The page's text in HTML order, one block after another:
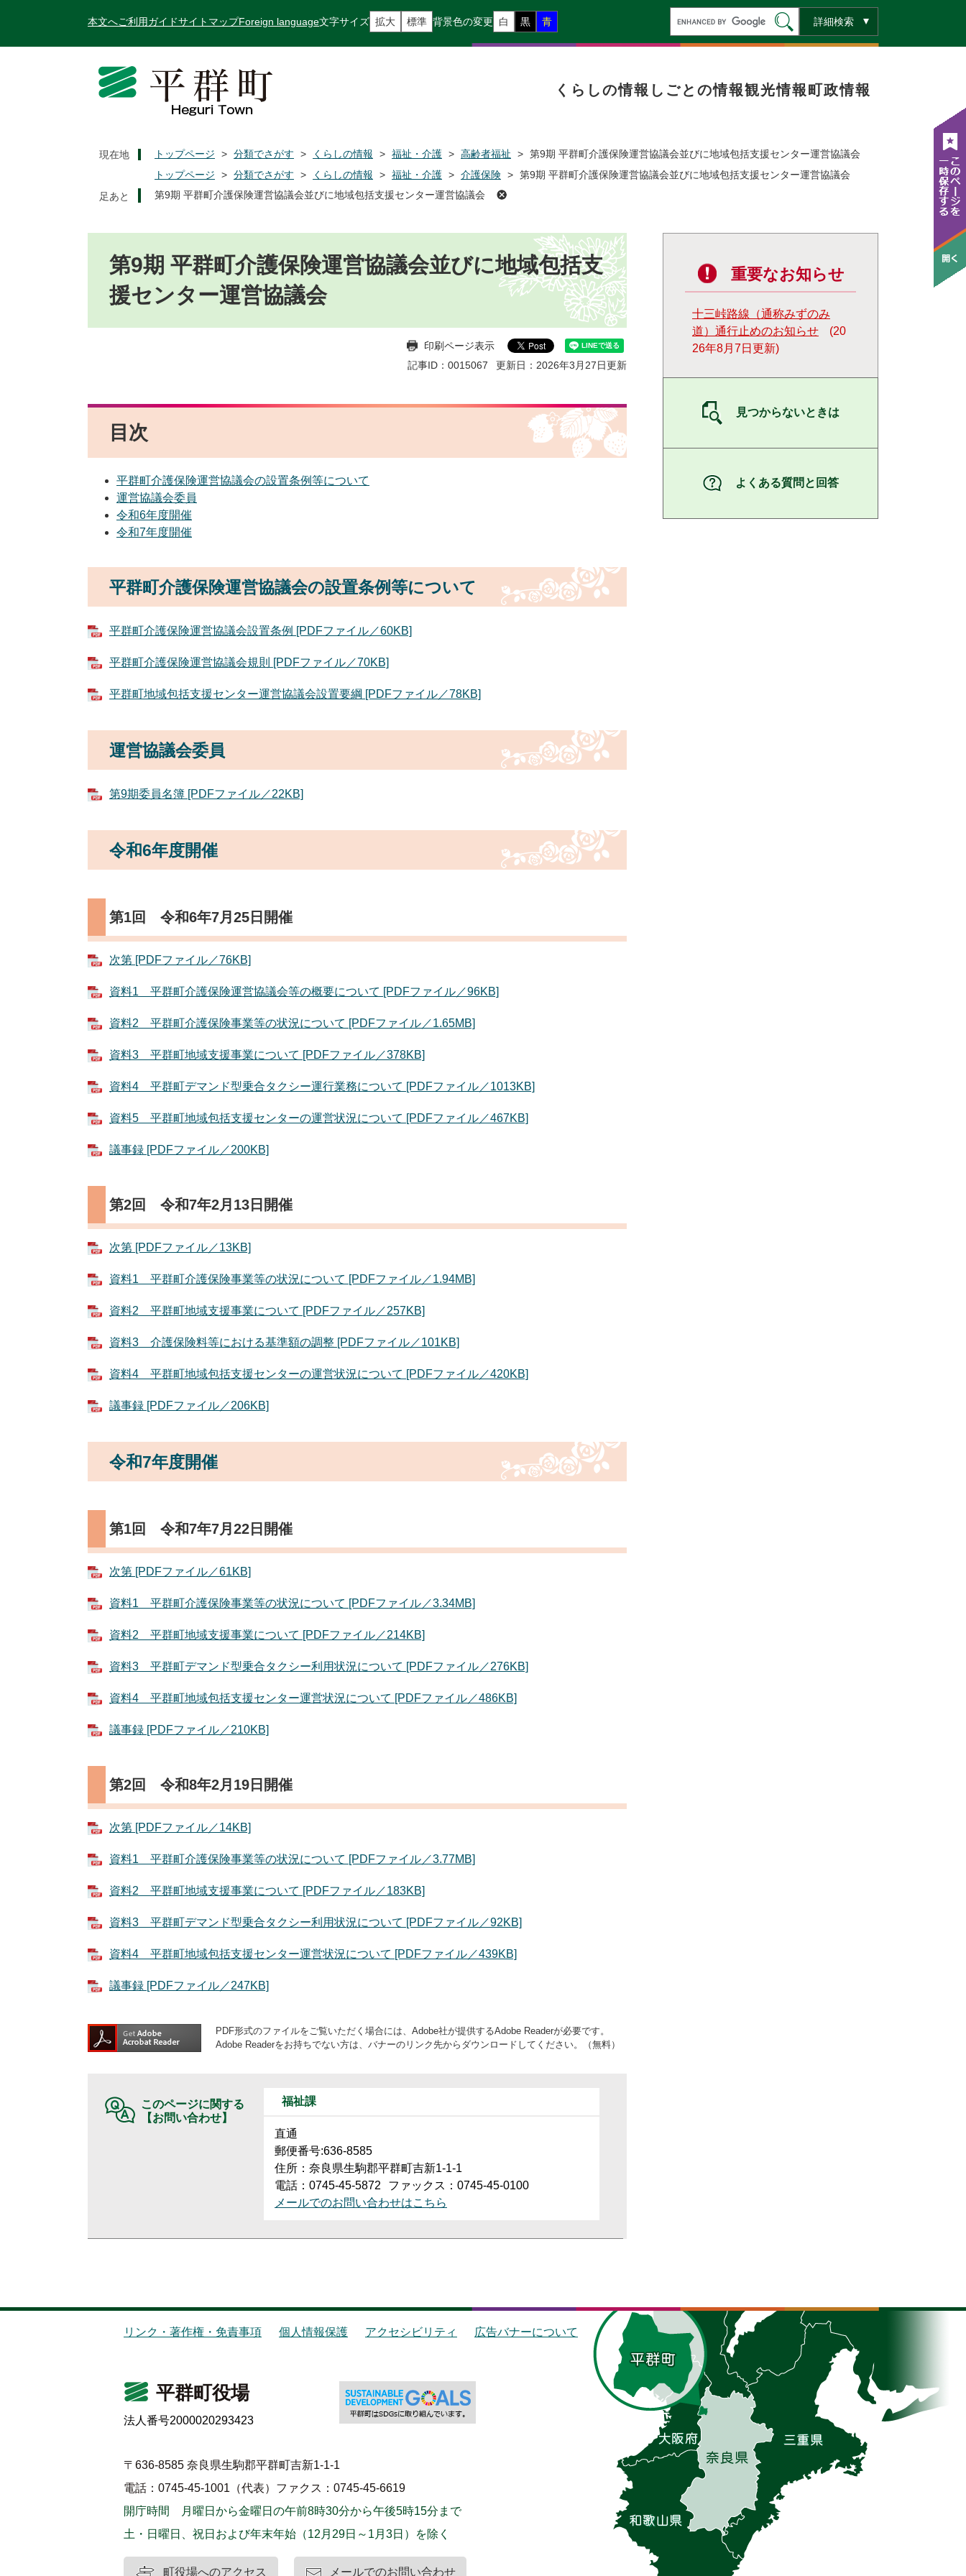
本文へご利用ガイドサイトマップForeign language文字サイズ 拡大 標準 背景色の変更 白 黒 青
ー
ー
詳細検索
くらしの情報 しごとの情報観光情報町政情報
現在地 トップページ > 分類でさがす > くらしの情報 > 福祉・介護 > 高齢者福祉 > 第9期 平群町介護保険運営協議会並びに地域包括支援センター運営協議会
トップページ
> 分類でさがす > くらしの情報 > 福祉・介護 > 介護保険 > 第9期 平群町介護保険運営協議会並びに地域包括支援センター運営協議会
第9期 平群町介護保険運営協議会並びに地域包括支援センター運営協議会
第9期 平群町介護保険運営協議会並びに地域包括支
援センター運営協議会
印刷ページ表示
記事ID：0015067
更新日：2026年3月27日更新
目次
平群町介護保険運営協議会の設置条例等について
運営協議会委員
令和6年度開催
令和7年度開催
平群町介護保険運営協議会の設置条例等について
平群町介護保険運営協議会設置条例 [PDFファイル／60KB]
平群町介護保険運営協議会規則 [PDFファイル／70KB]
平群町地域包括支援センター運営協議会設置要綱 [PDFファイル／78KB]
運営協議会委員
第9期委員名簿 [PDFファイル／22KB]
令和6年度開催
第1回 令和6年7月25日開催
次第 [PDFファイル／76KB]
資料1 平群町介護保険運営協議会等の概要について [PDFファイル／96KB]
資料2 平群町介護保険事業等の状況について [PDFファイル／1.65MB]
資料3 平群町地域支援事業について [PDFファイル／378KB]
資料4 平群町デマンド型乗合タクシー運行業務について [PDFファイル／1013KB]
資料5 平群町地域包括支援センターの運営状況について [PDFファイル／467KB]
議事録 [PDFファイル／200KB]
第2回 令和7年2月13日開催
次第 [PDFファイル／13KB]
資料1 平群町介護保険事業等の状況について [PDFファイル／1.94MB]
資料2 平群町地域支援事業について [PDFファイル／257KB]
資料3 介護保険料等における基準額の調整 [PDFファイル／101KB]
資料4 平群町地域包括支援センターの運営状況について [PDFファイル／420KB]
議事録 [PDFファイル／206KB]
令和7年度開催
第1回 令和7年7月22日開催
次第 [PDFファイル／61KB]
資料1 平群町介護保険事業等の状況について [PDFファイル／3.34MB]
資料2 平群町地域支援事業について [PDFファイル／214KB]
資料3 平群町デマンド型乗合タクシー利用状況について [PDFファイル／276KB]
資料4 平群町地域包括支援センター運営状況について [PDFファイル／486KB]
議事録 [PDFファイル／210KB]
​第2回 令和8年2月19日開催
次第 [PDFファイル／14KB]
資料1 平群町介護保険事業等の状況について [PDFファイル／3.77MB]
資料2 平群町地域支援事業について [PDFファイル／183KB]
資料3 平群町デマンド型乗合タクシー利用状況について [PDFファイル／92KB]
資料4 平群町地域包括支援センター運営状況について [PDFファイル／439KB]
議事録 [PDFファイル／247KB]
PDF形式のファイルをご覧いただく場合には、Adobe社が提供するAdobe Readerが必要です。
Adobe Readerをお持ちでない方は、バナーのリンク先からダウンロードしてください。（無料）
このページに関する
【お問い合わせ】
福祉課
直通
郵便番号:636-8585
住所：奈良県生駒郡平群町吉新1-1-1
電話：0745-45-5872
ファックス：0745-45-0100
メールでのお問い合わせはこちら
重要なお知らせ
十三峠路線（通称みずのみ
道）通行止めのお知らせ
20
26年8月7日更新
見つからないときは
よくある質問と回答
リンク・著作権・免責事項 個人情報保護 アクセシビリティ 広告バナーについて
平群町役場
法人番号2000020293423
〒636-8585 奈良県生駒郡平群町吉新1-1-1
電話：0745-45-1001（代表） ファクス：0745-45-6619
開庁時間 月曜日から金曜日の午前8時30分から午後5時15分まで
土・日曜日、祝日および年末年始（12月29日～1月3日）を除く
町役場へのアクセス メールでのお問い合わせ